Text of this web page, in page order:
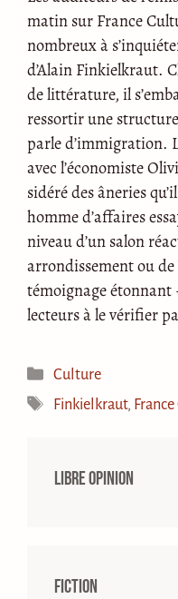
matin sur France
nombreux à
d’Alain Finkielkraut.
de littérature, il
ressortir une
parle d’immigration.
avec l’économiste
sidéré des âneries
homme d’affaires
niveau d’un salon
arrondissement ou
témoignage étonnant
lecteurs à le vérifier
Catégories
Culture
Étiquettes
Finkielkraut,
Libre opinion
Fiction